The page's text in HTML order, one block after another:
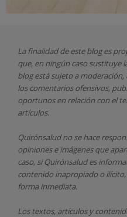
La finalidad de este blog es
que, en ningún caso sustituye
blog está sujeto a
los comentarios ofensivos,
oportunos en relación con el
artículos.
Quirónsaludno se hace
opiniones e imágenes que
caso, si Quirónsaludes
contenido inapropiado o
forma inmediata.
Los textos, artículos y